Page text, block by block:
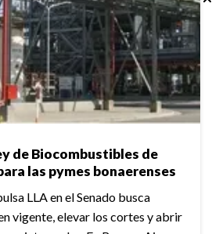
de Biocombustibles de
las pymes bonaerenses
LLA en el Senado busca
vigente, elevar los cortes y abrir